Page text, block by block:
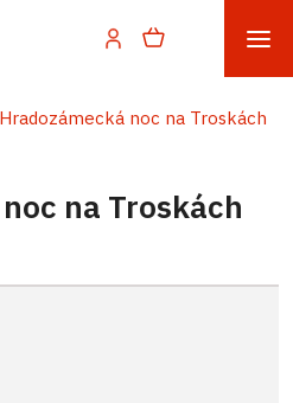
Hradozámecká noc na Troskách
na Troskách